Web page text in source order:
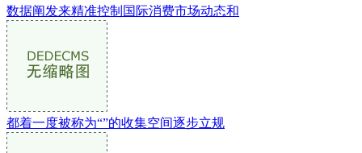
数据阐发来精准控制国际消费市场动态和
都着一度被称为“”的收集空间逐步立规